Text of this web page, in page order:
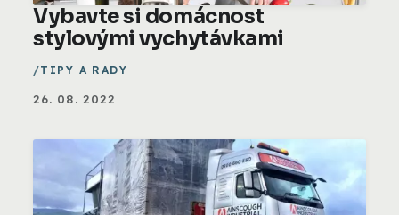
Vybavte si domácnost
stylovými vychytávkami
TIPY A RADY
26. 08. 2022